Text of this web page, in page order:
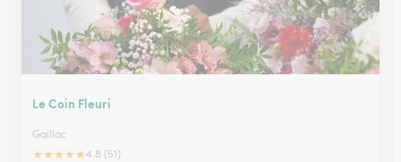
Le Coin Fleuri
Gaillac
★★★★★4.8 (51)